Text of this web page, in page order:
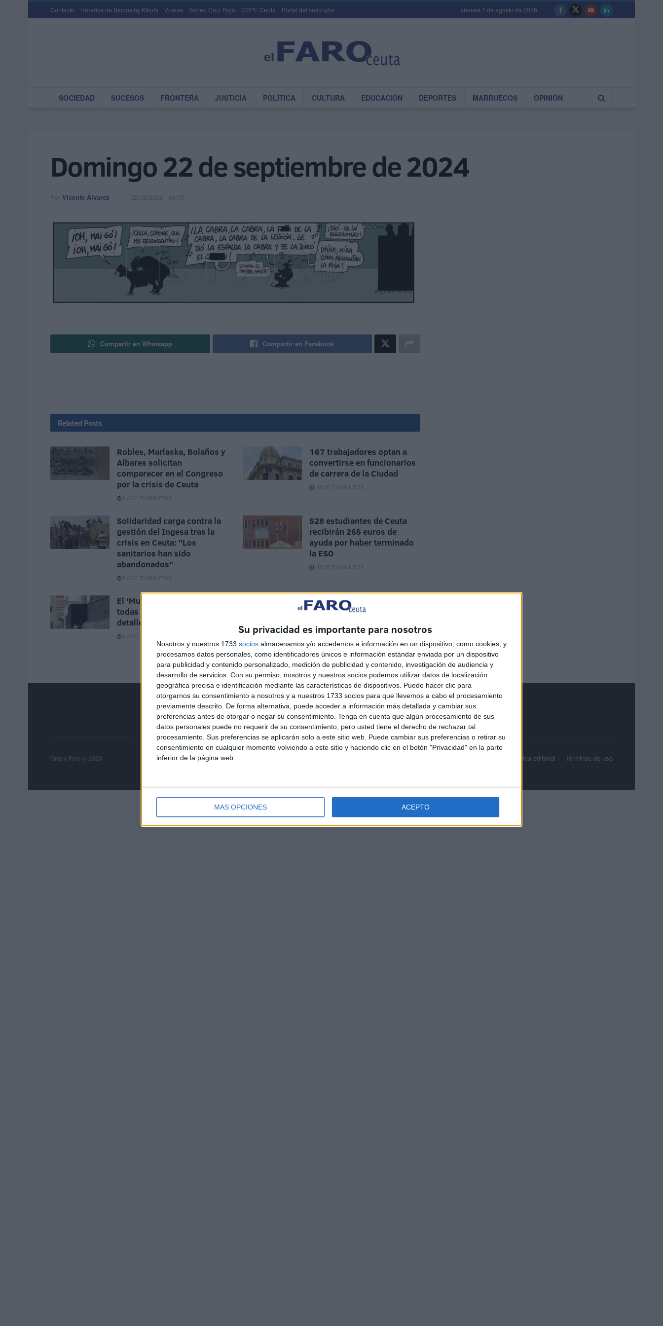
Su privacidad es importante para nosotros
Nosotros y nuestros 1733 socios almacenamos y/o accedemos a información en un dispositivo, como cookies, y
procesamos datos personales, como identificadores únicos e información estándar enviada por un dispositivo
para publicidad y contenido personalizado, medición de publicidad y contenido, investigación de audiencia y
desarrollo de servicios. Con su permiso, nosotros y nuestros socios podemos utilizar datos de localización
geográfica precisa e identificación mediante las características de dispositivos. Puede hacer clic para
otorgarnos su consentimiento a nosotros y a nuestros 1733 socios para que llevemos a cabo el procesamiento
previamente descrito. De forma alternativa, puede acceder a información más detallada y cambiar sus
preferencias antes de otorgar o negar su consentimiento. Tenga en cuenta que algún procesamiento de sus
datos personales puede no requerir de su consentimiento, pero usted tiene el derecho de rechazar tal
procesamiento. Sus preferencias se aplicarán solo a este sitio web. Puede cambiar sus preferencias o retirar su
consentimiento en cualquier momento volviendo a este sitio y haciendo clic en el botón "Privacidad" en la parte
inferior de la página web.
MÁS OPCIONES ACEPTO
Contacto Horarios de Barcos by Kikoto Vuelos Sorteo Cruz Roja COPE Ceuta Portal del suscriptor viernes 7 de agosto de 2026
SOCIEDAD SUCESOS FRONTERA JUSTICIA POLÍTICA CULTURA EDUCACIÓN DEPORTES MARRUECOS OPINIÓN
Domingo 22 de septiembre de 2024
Por Vicente Álvarez 22/09/2024 - 04:05
Compartir en Whatsapp Compartir en Facebook
Related Posts
Robles, Marlaska, Bolaños y
Albares solicitan
comparecer en el Congreso
por la crisis de Ceuta
HACE 20 MINUTOS
167 trabajadores optan a
convertirse en funcionarios
de carrera de la Ciudad
HACE 23 MINUTOS
Solidaridad carga contra la
gestión del Ingesa tras la
crisis en Ceuta: "Los
sanitarios han sido
abandonados"
HACE 52 MINUTOS
528 estudiantes de Ceuta
recibirán 265 euros de
ayuda por haber terminado
la ESO
HACE 53 MINUTOS
El 'Murube' se pone a punto:
todas las obras previstas, al
detalle
HACE 1 HORA
Policía detiene en el puerto
de Ceuta a un criminal
HACE 2 HORAS
Grupo Faro Publicidad Contacto Política editorial Términos de uso
Grupo Faro © 2023